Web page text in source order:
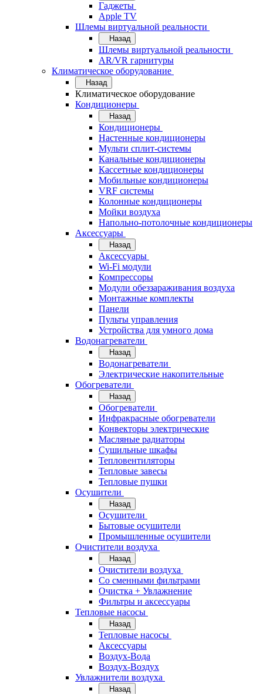
Гаджеты
Apple TV
Шлемы виртуальной реальности
Назад
Шлемы виртуальной реальности
AR/VR гарнитуры
Климатическое оборудование
Назад
Климатическое оборудование
Кондиционеры
Назад
Кондиционеры
Настенные кондиционеры
Мульти сплит-системы
Канальные кондиционеры
Кассетные кондиционеры
Мобильные кондиционеры
VRF системы
Колонные кондиционеры
Мойки воздуха
Напольно-потолочные кондиционеры
Аксессуары
Назад
Аксессуары
Wi-Fi модули
Компрессоры
Модули обеззараживания воздуха
Монтажные комплекты
Панели
Пульты управления
Устройства для умного дома
Водонагреватели
Назад
Водонагреватели
Электрические накопительные
Обогреватели
Назад
Обогреватели
Инфракрасные обогреватели
Конвекторы электрические
Масляные радиаторы
Сушильные шкафы
Тепловентиляторы
Тепловые завесы
Тепловые пушки
Осушители
Назад
Осушители
Бытовые осушители
Промышленные осушители
Очистители воздуха
Назад
Очистители воздуха
Cо сменными фильтрами
Очистка + Увлажнение
Фильтры и аксессуары
Тепловые насосы
Назад
Тепловые насосы
Аксессуары
Воздух-Вода
Воздух-Воздух
Увлажнители воздуха
Назад